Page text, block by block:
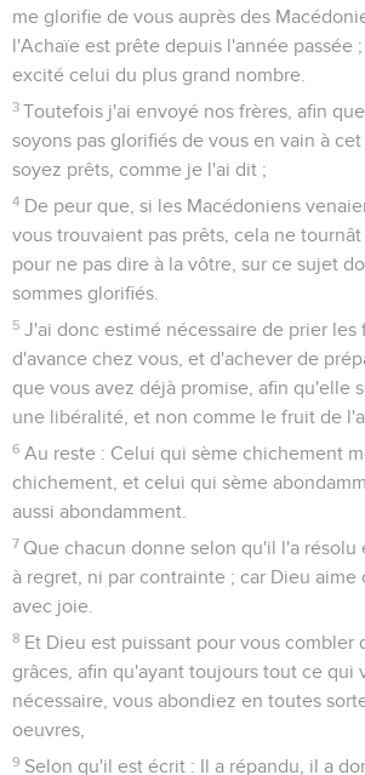
me glorifie de vous auprès des
l'Achaïe est prête depuis l'année passée
excité celui du plus grand nombre.
3 Toutefois j'ai envoyé nos frères, afin
soyons pas glorifiés de vous en vain à
soyez prêts, comme je l'ai dit ;
4 De peur que, si les Macédoniens
vous trouvaient pas prêts, cela ne tournât
pour ne pas dire à la vôtre, sur ce sujet
sommes glorifiés.
5 J'ai donc estimé nécessaire de prier les
d'avance chez vous, et d'achever de
que vous avez déjà promise, afin qu'elle
une libéralité, et non comme le fruit de
6 Au reste : Celui qui sème chichement
chichement, et celui qui sème
aussi abondamment.
7 Que chacun donne selon qu'il l'a résolu
à regret, ni par contrainte ; car Dieu
avec joie.
8 Et Dieu est puissant pour vous combler
grâces, afin qu'ayant toujours tout ce qui
nécessaire, vous abondiez en toutes
oeuvres,
9 Selon qu'il est écrit : Il a répandu, il a